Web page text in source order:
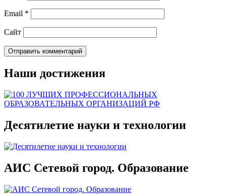
Email *
Сайт
Наши достижения
Десятилетие науки и технологии
АИС Сетевой город. Образование